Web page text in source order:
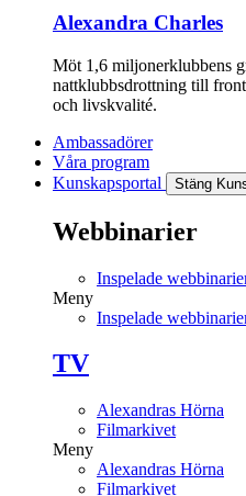
Alexandra Charles
Möt 1,6 miljonerklubbens
nattklubbsdrottning till
och livskvalité.
Ambassadörer
Våra program
Kunskapsportal
Stäng
Webbinarier
Inspelade
Meny
Inspelade
TV
Alexandras Hörna
Filmarkivet
Meny
Alexandras Hörna
Filmarkivet